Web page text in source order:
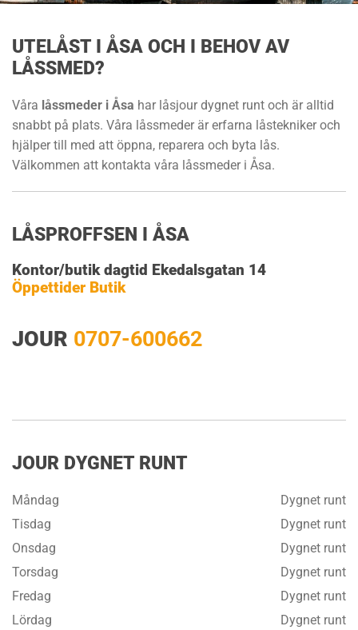
UTELÅST I ÅSA OCH I BEHOV AV
LÅSSMED?
Våra låssmeder i Åsa har låsjour dygnet runt och är alltid
snabbt på plats. Våra låssmeder är erfarna låstekniker och
hjälper till med att öppna, reparera och byta lås.
Välkommen att kontakta våra låssmeder i Åsa.
LÅSPROFFSEN I ÅSA
Kontor/butik dagtid Ekedalsgatan 14
Öppettider Butik
JOUR 0707-600662
JOUR DYGNET RUNT
Måndag
Dygnet runt
Tisdag
Dygnet runt
Onsdag
Dygnet runt
Torsdag
Dygnet runt
Fredag
Dygnet runt
Lördag
Dygnet runt